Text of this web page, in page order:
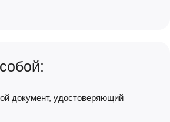
документ, удостоверяющий